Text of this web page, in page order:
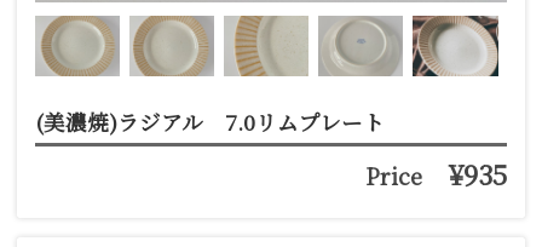
(美濃焼)ラジアル 7.0リムプレート
Price ¥935